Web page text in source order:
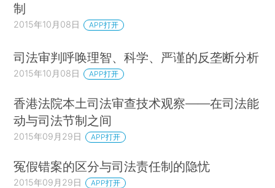
制
2015年10月08日 APP打开
司法审判呼唤理智、科学、严谨的反垄断分析
2015年10月08日 APP打开
香港法院本土司法审查技术观察——在司法能
动与司法节制之间
2015年09月29日 APP打开
冤假错案的区分与司法责任制的隐忧
2015年09月29日 APP打开